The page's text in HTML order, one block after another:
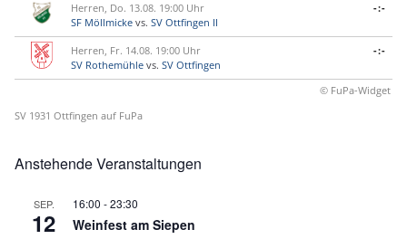
Herren, Do. 13.08. 19:00 Uhr
SF Möllmicke vs. SV Ottfingen II
-:-
Herren, Fr. 14.08. 19:00 Uhr
SV Rothemühle vs. SV Ottfingen
-:-
© FuPa-Widget
SV 1931 Ottfingen auf FuPa
Anstehende Veranstaltungen
SEP.
12
16:00 -23:30
Weinfest am Siepen